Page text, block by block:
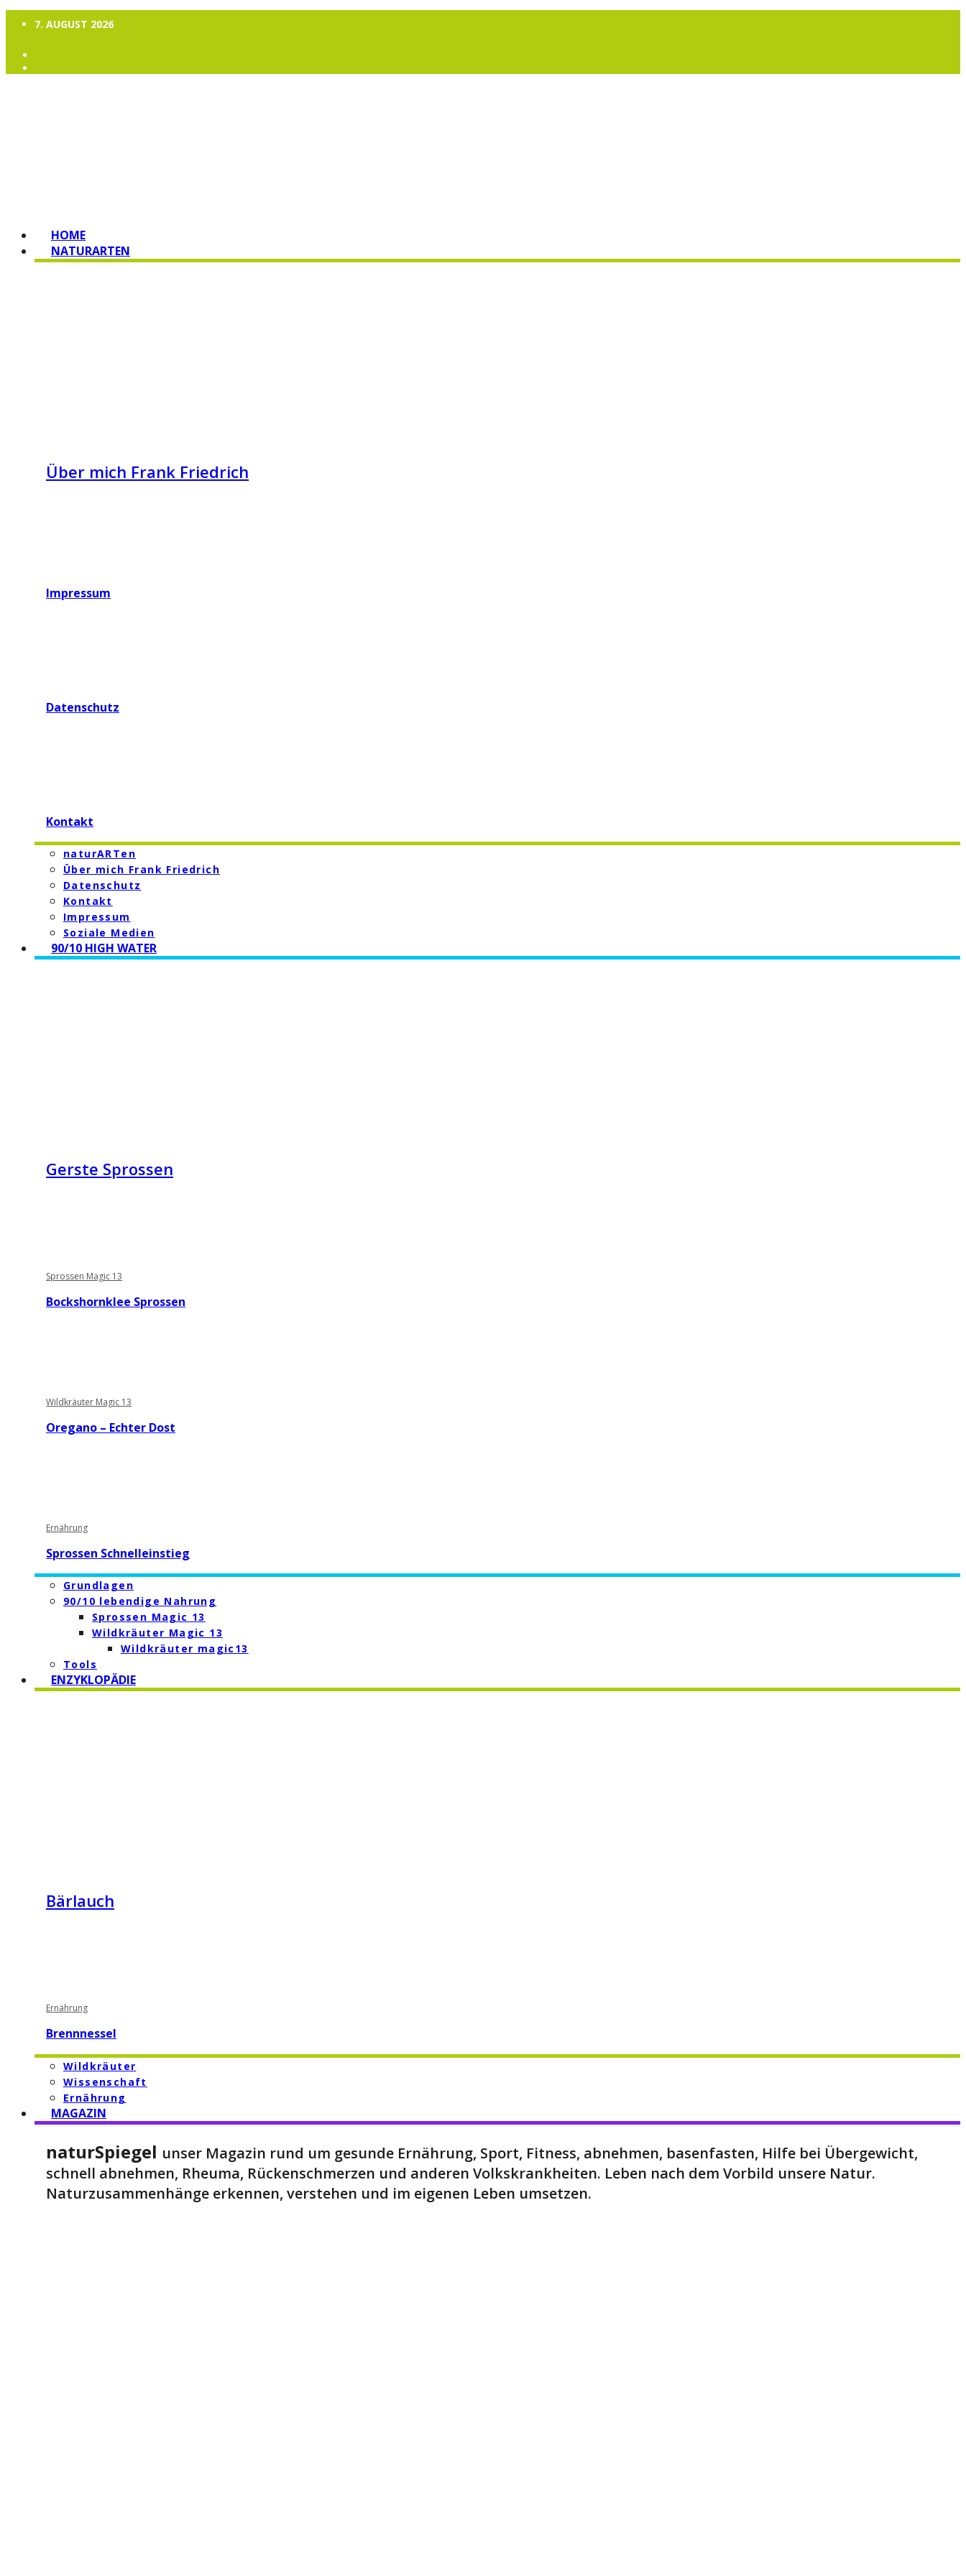
7. AUGUST 2026
HOME
NATURARTEN
Über mich Frank Friedrich
Impressum
Datenschutz
Kontakt
naturARTen
Über mich Frank Friedrich
Datenschutz
Kontakt
Impressum
Soziale Medien
90/10 HIGH WATER
Gerste Sprossen
Sprossen Magic 13
Bockshornklee Sprossen
Wildkräuter Magic 13
Oregano – Echter Dost
Ernährung
Sprossen Schnelleinstieg
Grundlagen
90/10 lebendige Nahrung
Sprossen Magic 13
Wildkräuter Magic 13
Wildkräuter magic13
Tools
ENZYKLOPÄDIE
Bärlauch
Ernährung
Brennnessel
Wildkräuter
Wissenschaft
Ernährung
MAGAZIN
naturSpiegel unser Magazin rund um gesunde Ernährung, Sport, Fitness, abnehmen, basenfasten, Hilfe bei Übergewicht,
schnell abnehmen, Rheuma, Rückenschmerzen und anderen Volkskrankheiten. Leben nach dem Vorbild unsere Natur.
Naturzusammenhänge erkennen, verstehen und im eigenen Leben umsetzen.